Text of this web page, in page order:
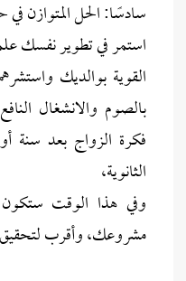
سادسًا: الحل المتوازن
استمر في تطوير نفسك
القوية بوالديك
بالصوم والانشغال
فكرة الزواج بعد سنة
الثانوية،
وفي هذا الوقت ستكون
مشروعك، وأقرب